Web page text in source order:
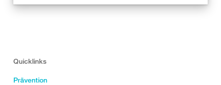
Quicklinks
Prävention